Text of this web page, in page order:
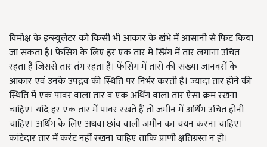
विमोक्ष के इन्स्युलेटर को किसी भी आकार के खंभे में आसानी से फिट किया
जा सकता है। फेंसिंग के लिए हर एक तार में स्प्रिंग में तार लगाना उचित
रहता है जिससे तार तंग रहता है। फेंसिंग में तारो की संख्या जानवरों के
आकार एवं उनके उपद्रव की स्थिति पर निर्भर करती है। ज्यादा तार होने की
स्थिति में एक पावर वाला तार व एक अर्थिंग वाला तार ऐसा क्रम रखना
चाहिए। यदि हर एक तार में पावर रखते हैं तो जमीन में अर्थिंग उचित होनी
चाहिए। अर्थिंग के लिए अथवा छांव वाली जमीन का चयन करना चाहिए।
कांटेदार तार में करंट नहीं रखना चाहिए ताकि प्राणी क्षतिग्रस्त न हो।